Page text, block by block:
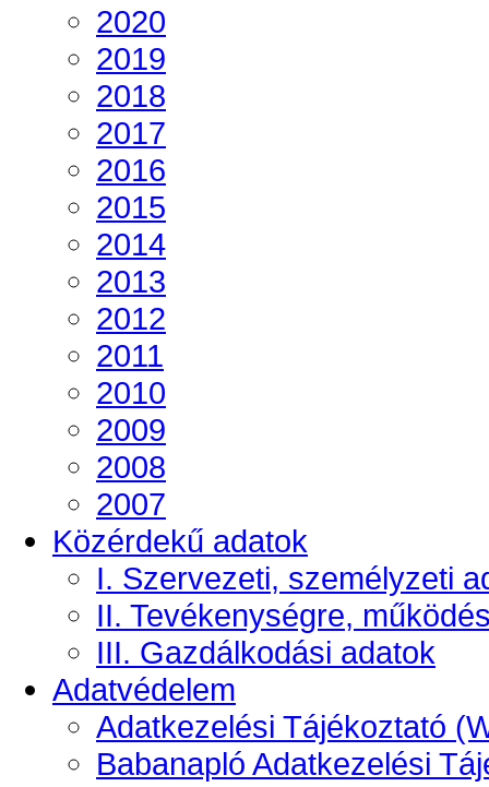
2020
2019
2018
2017
2016
2015
2014
2013
2012
2011
2010
2009
2008
2007
Közérdekű adatok
I. Szervezeti, személyzeti
II. Tevékenységre,
III. Gazdálkodási adatok
Adatvédelem
Adatkezelési Tájékoztató
Babanapló Adatkezelési